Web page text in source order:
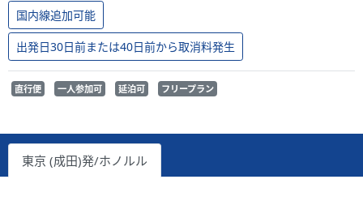
国内線追加可能
出発日30日前または40日前から取消料発生
直行便 一人参加可 延泊可 フリープラン
東京 (成田)発/ホノルル